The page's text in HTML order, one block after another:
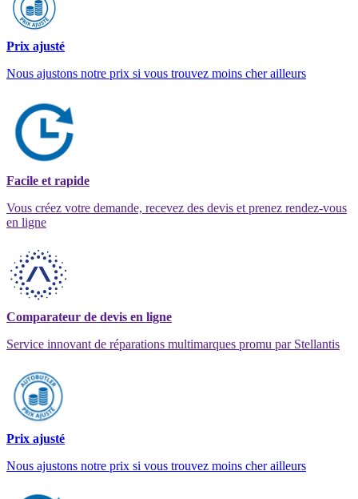
Prix ajusté
Nous ajustons notre prix si vous trouvez moins cher ailleurs
Facile et rapide
Vous créez votre demande, recevez des devis et prenez rendez-vous
en ligne
Comparateur de devis en ligne
Service innovant de réparations multimarques promu par Stellantis
Prix ajusté
Nous ajustons notre prix si vous trouvez moins cher ailleurs